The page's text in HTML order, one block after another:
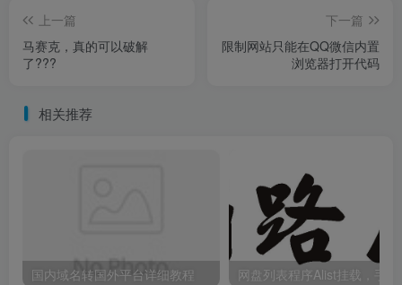
上一篇
马赛克，真的可以破解
了???
下一篇
限制网站只能在QQ微信内置
浏览器打开代码
相关推荐
国内域名转国外平台详细教程